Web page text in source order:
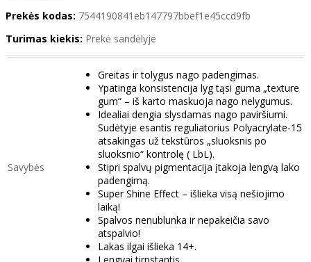
Prekės kodas: 7544190841eb147797bbef1e45ccd9fb
Turimas kiekis: Prekė sandėlyje
Savybės
Greitas ir tolygus nago padengimas.
Ypatinga konsistencija lyg tąsi guma „texture
gum“ – iš karto maskuoja nago nelygumus.
Idealiai dengia slysdamas nago paviršiumi.
Sudėtyje esantis reguliatorius Polyacrylate-15
atsakingas už tekstūros „sluoksnis po
sluoksnio“ kontrolę ( LbL).
Stipri spalvų pigmentacija įtakoja lengvą lako
padengimą.
Super Shine Effect – išlieka visą nešiojimo
laiką!
Spalvos nenublunka ir nepakeičia savo
atspalvio!
Lakas ilgai išlieka 14+.